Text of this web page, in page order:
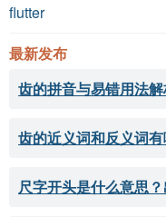
flutter
最新发布
齿的拼音与易错用法
齿的近义词和反义词
尺字开头是什么意思